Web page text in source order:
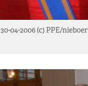
30-04-2006 (c) PPE/nieboer